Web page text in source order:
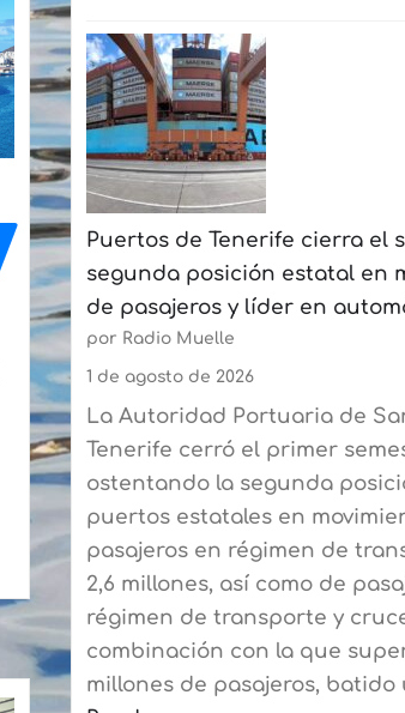
Seatrade
Cruise
Med
reunirá
en
Las
Palmas
a
más
de
90
expertos
del
sector
Puertos de Tenerife cierra el
segunda posición estatal en
de pasajeros y líder en
por Radio Muelle
1 de agosto de 2026
La Autoridad Portuaria de
Tenerife cerró el primer
ostentando la segunda
puertos estatales en
pasajeros en régimen de
2,6 millones, así como de
régimen de transporte y
combinación con la que
millones de pasajeros,